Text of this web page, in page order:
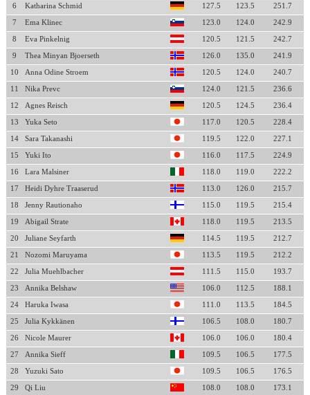
6 Katharina Schmid 127.5 123.5 251.7
7 Ema Klinec 123.0 124.0 242.9
8 Eva Pinkelnig 120.5 121.5 242.7
9 Thea Minyan Bjoerseth 126.0 135.0 241.9
10 Anna Odine Stroem 120.5 124.0 240.7
11 Nika Prevc 124.0 121.5 236.6
12 Agnes Reisch 120.5 124.5 236.4
13 Yuka Seto 117.0 120.5 228.4
14 Sara Takanashi 119.5 122.0 227.1
15 Yuki Ito 116.0 117.5 224.9
16 Lara Malsiner 118.0 119.0 222.2
17 Heidi Dyhre Traaserud 113.0 126.0 215.7
18 Jenny Rautionaho 115.0 119.5 215.4
19 Abigail Strate 118.0 119.5 213.5
20 Juliane Seyfarth 114.5 119.5 212.7
21 Nozomi Maruyama 113.5 119.5 212.2
22 Julia Muehlbacher 111.5 115.0 193.7
23 Annika Belshaw 106.0 112.5 188.1
24 Haruka Iwasa 111.0 113.5 184.5
25 Julia Kykkänen 106.5 108.0 180.7
26 Nicole Maurer 106.0 106.0 180.4
27 Annika Sieff 109.5 106.5 177.5
28 Yuzuki Sato 109.5 106.5 176.5
29 Qi Liu 108.0 108.0 173.1